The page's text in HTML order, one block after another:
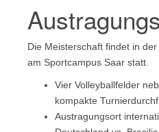
Die Meisterschaft findet in
am Sportcampus Saar statt.
Vier Volleyballfelder
kompakte
Austragungsort